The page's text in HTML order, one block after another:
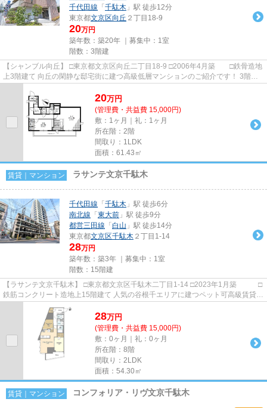
千代田線 「 千駄木 」駅 徒歩12分
東京都文京区向丘 ２丁目18-9
20万円
築年数：築20年 ｜募集中： 1室
階数：3階建
【シャンブル向丘】 □東京都文京区向丘二丁目18-9 □2006年4月築 □鉄骨造地
上3階建て 向丘の閑静な邸宅街に建つ高級低層マンションのご紹介です！ 3階建
20万円
(管理費・共益費 15,000円)
敷：1ヶ月｜礼：1ヶ月
所在階：2階
間取り：1LDK
面積：61.43㎡
賃貸｜マンション ラサンテ文京千駄木
千代田線 「 千駄木 」駅 徒歩6分
南北線 「 東大前 」駅 徒歩9分
都営三田線 「 白山 」駅 徒歩14分
東京都文京区千駄木 ２丁目1-14
28万円
築年数：築3年 ｜募集中： 1室
階数：15階建
【ラサンテ文京千駄木】 □東京都文京区千駄木二丁目1-14 □2023年1月築 □
鉄筋コンクリート造地上15階建て 人気の谷根千エリアに建つペット可高級賃貸マ
28万円
(管理費・共益費 15,000円)
敷：0ヶ月｜礼：0ヶ月
所在階：8階
間取り：2LDK
面積：54.30㎡
賃貸｜マンション コンフォリア・リヴ文京千駄木